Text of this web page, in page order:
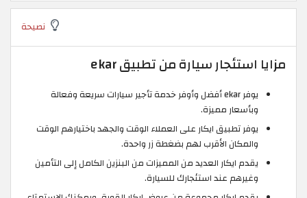
نصيحة
مزايا استئجار سيارة من تطبيق ekar
يوفر ekar أفضل وأوفر خدمة تأجير سيارات سريعة وفعالة
وبأسعار مميزة.
يوفر تطبيق ايكار على العملاء الوقت والجهد باختيارهم الوقت
والمكان الأقرب لهم بضغطة زر واحدة.
يقدم ايكار العديد من المميزات من البنزين الكامل إلى التأمين
وغيرهم عند استئجارك للسيارة.